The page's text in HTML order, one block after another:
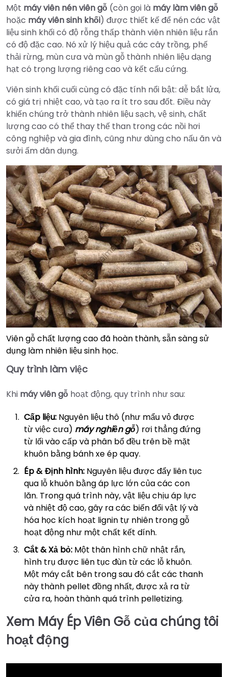
Một máy viên nén viên gỗ (còn gọi là máy làm viên gỗ
hoặc máy viên sinh khối) được thiết kế để nén các vật
liệu sinh khối có độ rỗng thấp thành viên nhiên liệu rắn
có độ đặc cao. Nó xử lý hiệu quả các cây trồng, phế
thải rừng, mùn cưa và mùn gỗ thành nhiên liệu dạng
hạt có trọng lượng riêng cao và kết cấu cứng.
Viên sinh khối cuối cùng có đặc tính nổi bật: dễ bắt lửa,
có giá trị nhiệt cao, và tạo ra ít tro sau đốt. Điều này
khiến chúng trở thành nhiên liệu sạch, vệ sinh, chất
lượng cao có thể thay thế than trong các nồi hơi
công nghiệp và gia đình, cũng như dùng cho nấu ăn và
sưởi ấm dân dụng.
Viên gỗ chất lượng cao đã hoàn thành, sẵn sàng sử
dụng làm nhiên liệu sinh học.
Quy trình làm việc
Khi máy viên gỗ hoạt động, quy trình như sau:
Cấp liệu: Nguyên liệu thô (như mẩu vỏ được
từ việc cưa) máy nghiền gỗ) rơi thẳng đứng
từ lối vào cấp và phân bổ đều trên bề mặt
khuôn bằng bánh xe ép quay.
Ép & Định hình: Nguyên liệu được đẩy liên tục
qua lỗ khuôn bằng áp lực lớn của các con
lăn. Trong quá trình này, vật liệu chịu áp lực
và nhiệt độ cao, gây ra các biến đổi vật lý và
hóa học kích hoạt lignin tự nhiên trong gỗ
hoạt động như một chất kết dính.
Cắt & Xả bỏ: Một thân hình chữ nhật rắn,
hình trụ được liên tục đùn từ các lỗ khuôn.
Một máy cắt bên trong sau đó cắt các thanh
này thành pellet đồng nhất, được xả ra từ
cửa ra, hoàn thành quá trình pelletizing.
Xem Máy Ép Viên Gỗ của chúng tôi
hoạt động